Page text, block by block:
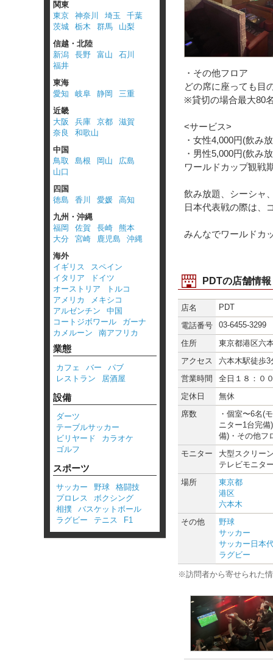
・その他フロア
どの席に座っても目
※貸切の場合最大80
<サービス>
・女性4,000円(飲み
・男性5,000円(飲み
ワールドカップ観戦
飲み放題、シーシャ
日本代表戦の際は、
みんなでワールドカ
PDTの店舗情報
店名
PDT
電話番号
03-6455-3299
住所
東京都港区六
アクセス
六本木駅徒歩3
営業時間
全日１８：０
定休日
無休
席数
・個室〜6名(
ニター1台完
備)・その他フ
モニター
大型スクリー
テレビモニタ
場所
東京都
港区
六本木
その他
野球
サッカー
サッカー日本
ラグビー
※訪問者から寄せられた
関東
東京
神奈川 埼玉
千葉
茨城
栃木 群馬
山梨
信越・北陸
新潟
長野 富山
石川
福井
東海
愛知
岐阜 静岡
三重
近畿
大阪
兵庫 京都
滋賀
奈良
和歌山
中国
鳥取
島根 岡山
広島
山口
四国
徳島
香川 愛媛
高知
九州・沖縄
福岡
佐賀 長崎
熊本
大分
宮崎 鹿児島
沖縄
海外
イギリス
スペイン
イタリア
ドイツ
オーストリア
トルコ
アメリカ
メキシコ
アルゼンチン
中国
コートジボワール
ガーナ
カメルーン
南アフリカ
業態
カフェ バー
パブ
レストラン
居酒屋
設備
ダーツ
テーブルサッカー
ビリヤード
カラオケ
ゴルフ
スポーツ
サッカー 野球
格闘技
プロレス
ボクシング
相撲
バスケットボール
ラグビー
テニス F1